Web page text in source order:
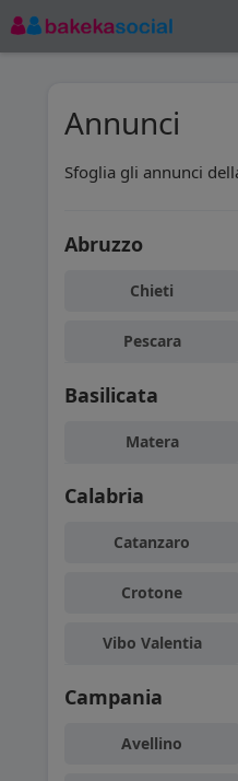
Annunci
Sfoglia gli annunci
Abruzzo
Chieti
Pescara
Basilicata
Matera
Calabria
Catanzaro
Crotone
Vibo Valentia
Campania
Avellino